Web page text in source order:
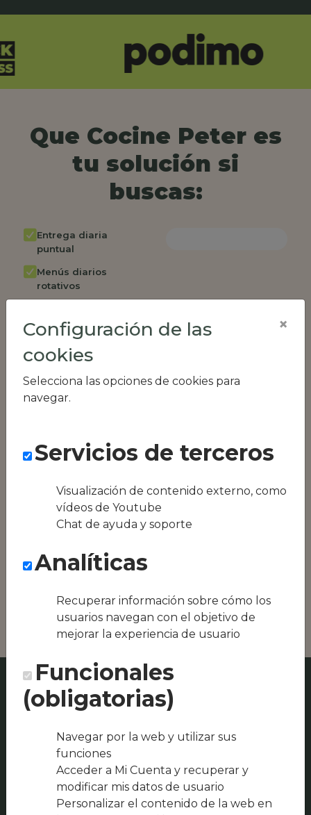
Que Cocine Peter es
tu solución si
buscas:
Entrega diaria
puntual
Menús diarios
rotativos
semanalmente
Factura única
empleados
Opción de catering
RR.HH
Conseguimos la
oferta local de tu
ser Restaurante
Patio de San Diego
Posada
Configuración de las
cookies
Selecciona las opciones de cookies para
navegar.
×
Servicios de terceros
Visualización de contenido externo, como
vídeos de Youtube
Chat de ayuda y soporte
Analíticas
Recuperar información sobre cómo los
usuarios navegan con el objetivo de
mejorar la experiencia de usuario
Funcionales
(obligatorias)
Navegar por la web y utilizar sus
funciones
Acceder a Mi Cuenta y recuperar y
modificar mis datos de usuario
Personalizar el contenido de la web en